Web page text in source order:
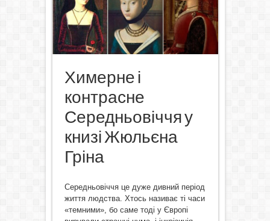
Химерне і
контрасне
Середньовіччя у
книзі Жюльєна
Гріна
Середньовіччя це дуже дивний період
життя людства. Хтось називає ті часи
«темними», бо саме тоді у Європі